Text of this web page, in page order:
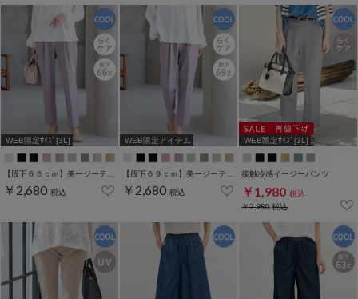
WEB限定ｻｲｽﾞ[3L]
￥2,680 税込
WEB限定アイテム
￥2,680 税込
WEB限定ｻｲｽﾞ[3L]
接触冷感イージーパンツ
￥1,980 税込
￥2,980税込